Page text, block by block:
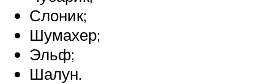
Слоник;
Шумахер;
Эльф;
Шалун.